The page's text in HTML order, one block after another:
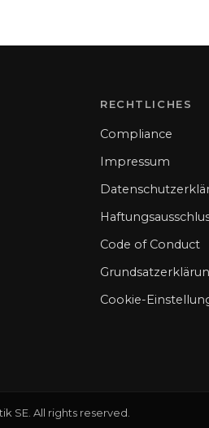
RECHTLICHES
Compliance
Impressum
Code of Conduct
Cookie-
SE. All rights reserved.